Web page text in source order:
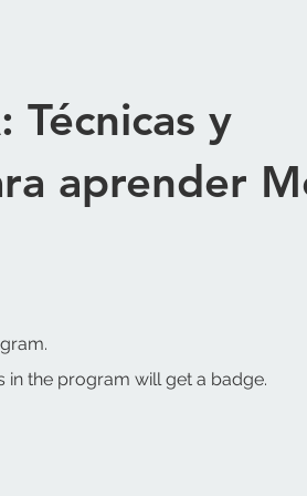
Técnicas y
aprender
the program will get a badge.